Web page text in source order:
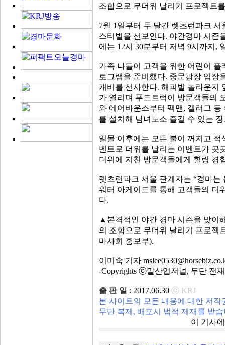
조합으로 무더위 날리기 프로젝트
7월 1일부터 두 달간 렛츠런파크 서
스티벌을 선보인다. 야간경마 시즌
에는 12시 30분부터 저녁 9시까지,
가족 나들이 고객을 위한 어린이
로그램을 준비했다. 중문광장 입장
개비를 선사한다. 해피빌 놀라운지
가 열리며 푸드트럭이 방문객들의
와 에어바운스부터 팩맨, 갤러그
를 설치해 남녀노소 즐길 수 있는
일몰 이후에는 모든 불이 꺼지고
벤트로 더위를 날리는 이벤트가 곳
더위에 지친 방문객들에게 힐링 경
렛츠런파크 서울 관계자는 “경마
워터 아케이드를 통해 고객들의 더
다.
▲본격적인 야간 경마 시즌을 맞이
의 조합으로 무더위 날리기 프로젝
마사회 홍보부).
이미숙 기자
-Copyrights ⓒ말산업저널, 무단 전
출 판 일 : 2017.06.30 ⓒ KRJ
본 사이트의 모든 내용에 대한 저
무단 복제, 배포시 법적 제재를 받
이 기사